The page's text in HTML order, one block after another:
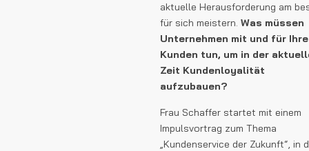
aktuelle Herausforderung am
für sich meistern. Was müssen
Unternehmen mit und für Ihre
Kunden tun, um in der
Zeit Kundenloyalität
aufzubauen?
Frau Schaffer startet mit einem
Impulsvortrag zum Thema
„Kundenservice der Zukunft“, in